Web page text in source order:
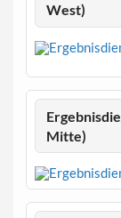
West)
Mitte)